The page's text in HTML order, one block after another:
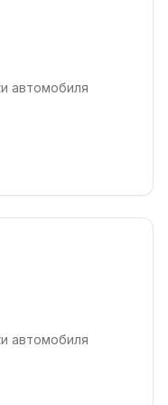
автомобиля
автомобиля